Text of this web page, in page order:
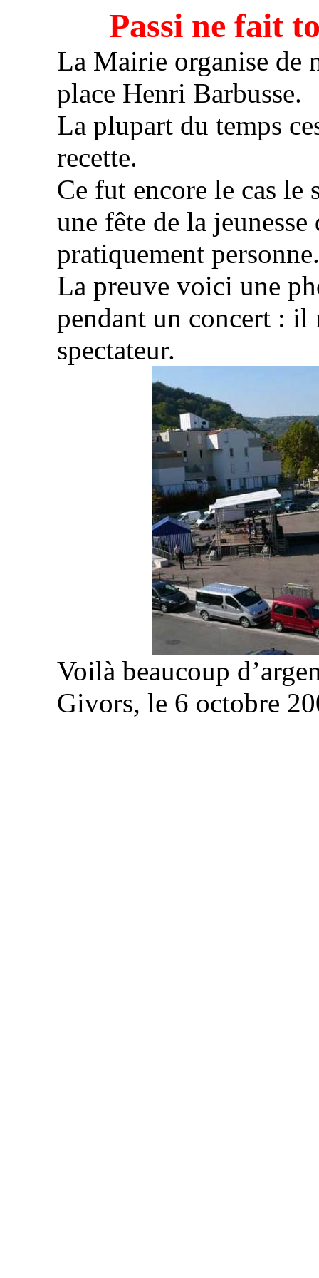
Passi ne fait
La Mairie organise de
place Henri Barbusse.
La plupart du temps
recette.
Ce fut encore le cas le
une fête de la
pratiquement personne.
La preuve voici une
pendant un concert :
spectateur.
Voilà beaucoup
Givors, le 6 octobre